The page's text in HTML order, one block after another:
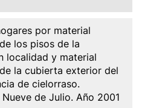
por material
los pisos de la
localidad y material
la cubierta exterior del
de cielorraso.
de Julio. Año 2001